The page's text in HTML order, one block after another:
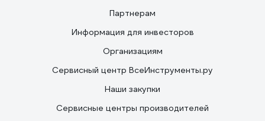
Партнерам
Информация для инвесторов
Организациям
Сервисный центр ВсеИнструменты.ру
Наши закупки
Сервисные центры производителей